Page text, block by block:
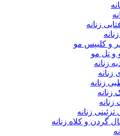
زنانه
و کلیپس مو
تل مو
زنانه
زنانه
زنانه
زنانه
زنانه
زنانه
گردن و کلاه زنانه